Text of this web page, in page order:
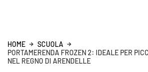
HOME
SCUOLA
PORTAMERENDA FROZEN 2: IDEALE PER
NEL REGNO DI ARENDELLE